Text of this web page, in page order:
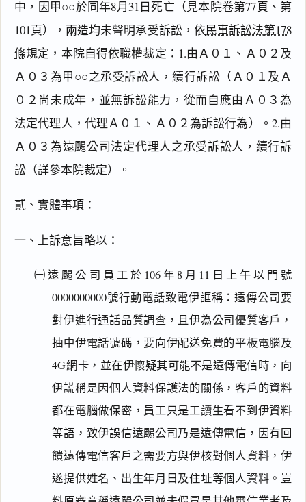
中，因甲○○於同年8月31日死亡（見本院卷第77頁、第
101頁），兩造均未聲明承受訴訟，依民事訴訟法第178
條規定，本院自得依職權裁定：1.由Ａ０１、Ａ０２及
Ａ０３為甲○○之承受訴訟人，續行訴訟（Ａ０１及Ａ
０２尚未成年，並無訴訟能力，從而自應由Ａ０３為
法定代理人，代理Ａ０１、Ａ０２為訴訟行為）。2.由
Ａ０３為遠颺公司法定代理人之承受訴訟人，續行訴
訟（詳參本院裁定）。
貳、實體事項：
一、上訴意旨略以：
㈠遠颺公司員工於106年8月11日上午以門號
0000000000號行動電話致電伊誆稱：遠傳公司要
對伊進行通話品質調查，且伊為公司優質客戶，
抽中伊電話號碼，要向伊配送免費的平板電腦及
4G網卡，並在伊懷疑其可能不是遠傳電信時，向
伊謊稱是因個人資料保護法的關係，客戶的資料
都在電腦做保密，員工只是工讀生看不到伊資料
等語，致伊誤信遠颺公司乃是遠傳電信，因有回
饋遠傳電信客戶之需要方與伊核對個人資料，伊
遂提供姓名、出生年月日及住址等個人資料。豈